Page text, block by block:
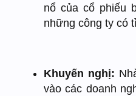
nổ của cổ phiếu
những công ty có
Khuyến nghị:
vào các doanh